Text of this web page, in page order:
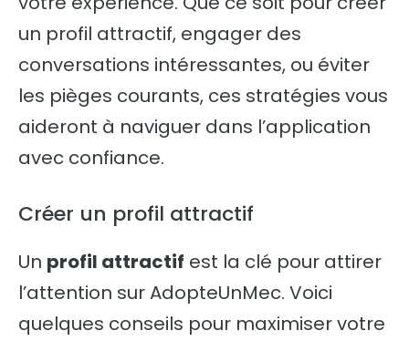
un profil attractif, engager des
conversations intéressantes, ou éviter
les pièges courants, ces stratégies vous
aideront à naviguer dans l’application
avec confiance.
Créer un profil attractif
Un profil attractif est la clé pour attirer
l’attention sur AdopteUnMec. Voici
quelques conseils pour maximiser votre